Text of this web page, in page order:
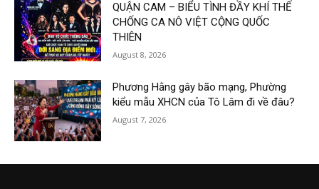
QUẬN CAM – BIỂU TÌNH ĐẦY KHÍ THẾ
CHỐNG CA NÔ VIỆT CỘNG QUỐC
THIÊN
August 8, 2026
Phương Hằng gây bão mạng, Phường
kiểu mẫu XHCN của Tô Lâm đi về đâu?
August 7, 2026